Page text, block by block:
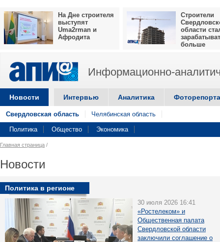
На Дне строителя
выступят
Uma2rman и
Афродита
Строители
области
больше
Информационно-
Новости Интервью Аналитика
Свердловская область Челябинская область
Политика Общество Экономика
Главная страница /
Новости
Политика в регионе
30 июля 2026 16:41
«Ростелеком» и
Общественная палата
Свердловской области
заключили соглашение о